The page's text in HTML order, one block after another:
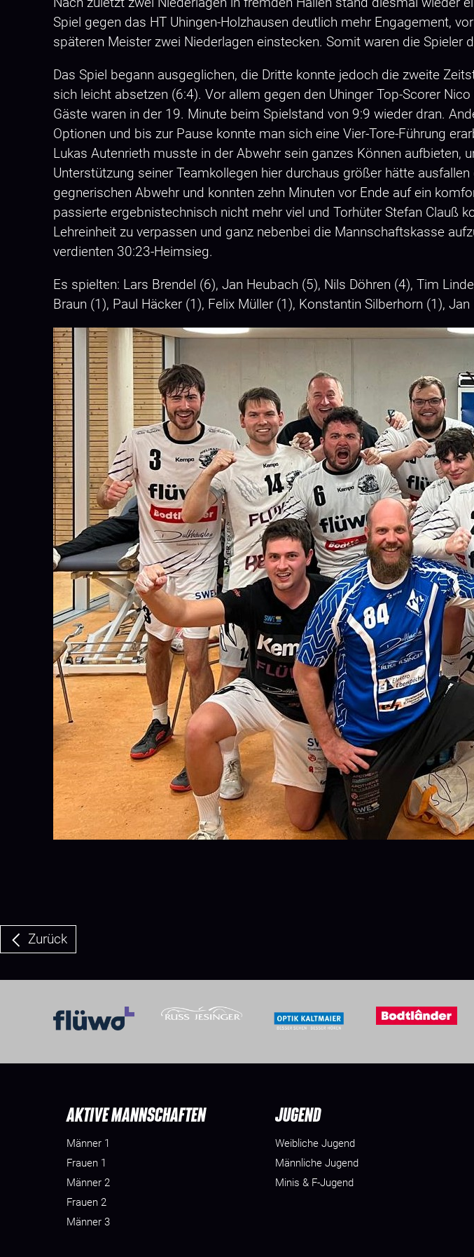
Spiel gegen das HT Uhingen-Holzhausen deutlich mehr Engagement,
späteren Meister zwei Niederlagen einstecken. Somit waren die
Das Spiel begann ausgeglichen, die Dritte konnte jedoch die zweite
sich leicht absetzen (6:4). Vor allem gegen den Uhinger Top-Scorer
Gäste waren in der 19. Minute beim Spielstand von 9:9 wieder dran.
Optionen und bis zur Pause konnte man sich eine Vier-Tore-Führung
Lukas Autenrieth musste in der Abwehr sein ganzes Können
Unterstützung seiner Teamkollegen hier durchaus größer hätte
gegnerischen Abwehr und konnten zehn Minuten vor Ende auf ein
passierte ergebnistechnisch nicht mehr viel und Torhüter Stefan Clauß
Lehreinheit zu verpassen und ganz nebenbei die Mannschaftskasse
verdienten 30:23-Heimsieg.
Es spielten: Lars Brendel (6), Jan Heubach (5), Nils Döhren (4), Tim
Braun (1), Paul Häcker (1), Felix Müller (1), Konstantin Silberhorn (1),
Zurück
AKTIVE MANNSCHAFTEN
Männer 1
Frauen 1
Männer 2
Frauen 2
Männer 3
JUGEND
Weibliche Jugend
Männliche Jugend
Minis & F-Jugend